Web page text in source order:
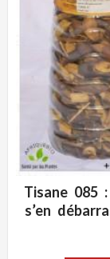
ADD WISHLIST
Tisane 085
s’en